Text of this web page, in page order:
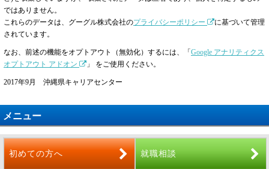
ではありません。
これらのデータは、グーグル株式会社のプライバシーポリシー
に基づいて管理
されています。
なお、前述の機能をオプトアウト（無効化）するには、「 Google アナリティクス
オプトアウト アドオン
」 をご使用ください。
2017年9月 沖縄県キャリアセンター
メニュー
初めての方へ 就職相談